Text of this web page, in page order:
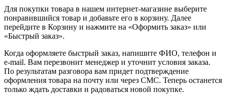
Для покупки товара в нашем интернет-магазине выберите
понравившийся товар и добавьте его в корзину. Далее
перейдите в Корзину и нажмите на «Оформить заказ» или
«Быстрый заказ».
Когда оформляете быстрый заказ, напишите ФИО, телефон и
e-mail. Вам перезвонит менеджер и уточнит условия заказа.
По результатам разговора вам придет подтверждение
оформления товара на почту или через СМС. Теперь останется
только ждать доставки и радоваться новой покупке.